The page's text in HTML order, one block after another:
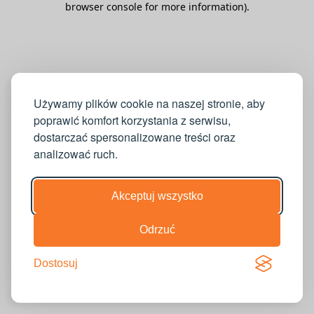
Używamy plików cookie na naszej stronie, aby
poprawić komfort korzystania z serwisu,
dostarczać spersonalizowane treści oraz
analizować ruch.
Akceptuj wszystko
Odrzuć
Dostosuj
browser console for more information).